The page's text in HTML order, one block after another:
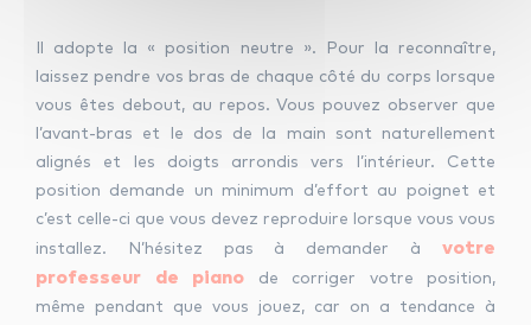
Il adopte la « position neutre ». Pour la reconnaître,
laissez pendre vos bras de chaque côté du corps lorsque
vous êtes debout, au repos. Vous pouvez observer que
l’avant-bras et le dos de la main sont naturellement
alignés et les doigts arrondis vers l’intérieur. Cette
position demande un minimum d’effort au poignet et
c’est celle-ci que vous devez reproduire lorsque vous vous
installez. N’hésitez pas à demander à votre
professeur de piano de corriger votre position,
même pendant que vous jouez, car on a tendance à